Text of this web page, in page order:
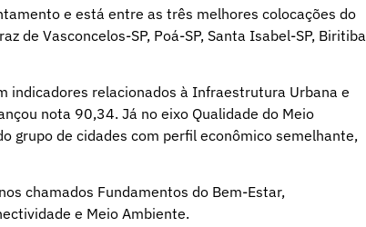
e está entre as três melhores colocações do
de Vasconcelos-SP, Poá-SP, Santa Isabel-SP, Biritiba
indicadores relacionados à Infraestrutura Urbana e
nota 90,34. Já no eixo Qualidade do Meio
grupo de cidades com perfil econômico semelhante,
chamados Fundamentos do Bem-Estar,
e Meio Ambiente.